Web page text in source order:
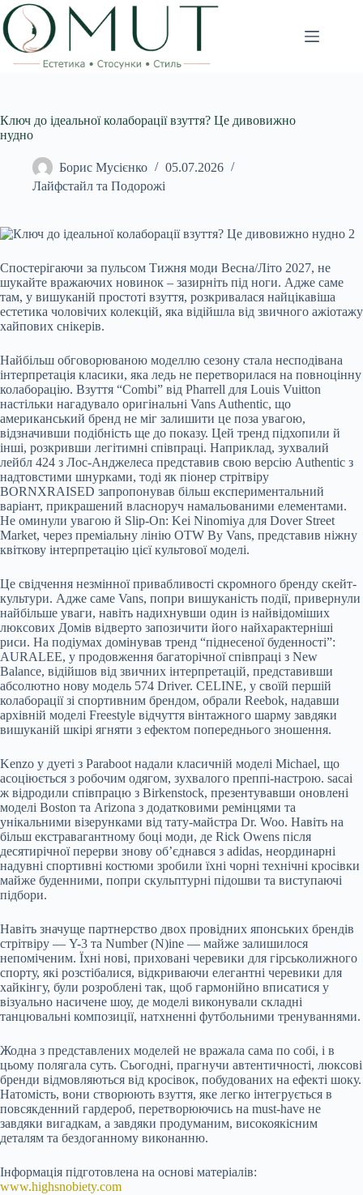
Перейти
до
вмісту
Ключ до ідеальної колаборації взуття? Це дивовижно
нудно
Борис Мусієнко
05.07.2026
Лайфстайл та Подорожі
Спостерігаючи за пульсом Тижня моди Весна/Літо 2027, не
шукайте вражаючих новинок – зазирніть під ноги. Адже саме
там, у вишуканій простоті взуття, розкривалася найцікавіша
естетика чоловічих колекцій, яка відійшла від звичного ажіотажу
хайпових снікерів.
Найбільш обговорюваною моделлю сезону стала несподівана
інтерпретація класики, яка ледь не перетворилася на повноцінну
колаборацію. Взуття “Combi” від Pharrell для Louis Vuitton
настільки нагадувало оригінальні Vans Authentic, що
американський бренд не міг залишити це поза увагою,
відзначивши подібність ще до показу. Цей тренд підхопили й
інші, розкривши легітимні співпраці. Наприклад, зухвалий
лейбл 424 з Лос-Анджелеса представив свою версію Authentic з
надтовстими шнурками, тоді як піонер стрітвіру
BORNXRAISED запропонував більш експериментальний
варіант, прикрашений власноруч намальованими елементами.
Не оминули увагою й Slip-On: Kei Ninomiya для Dover Street
Market, через преміальну лінію OTW By Vans, представив ніжну
квіткову інтерпретацію цієї культової моделі.
Це свідчення незмінної привабливості скромного бренду скейт-
культури. Адже саме Vans, попри вишуканість події, привернули
найбільше уваги, навіть надихнувши один із найвідоміших
люксових Домів відверто запозичити його найхарактерніші
риси. На подіумах домінував тренд “піднесеної буденності”:
AURALEE, у продовження багаторічної співпраці з New
Balance, відійшов від звичних інтерпретацій, представивши
абсолютно нову модель 574 Driver. CELINE, у своїй першій
колаборації зі спортивним брендом, обрали Reebok, надавши
архівній моделі Freestyle відчуття вінтажного шарму завдяки
вишуканій шкірі ягняти з ефектом попереднього зношення.
Kenzo у дуеті з Paraboot надали класичній моделі Michael, що
асоціюється з робочим одягом, зухвалого преппі-настрою. sacai
ж відродили співпрацю з Birkenstock, презентувавши оновлені
моделі Boston та Arizona з додатковими ремінцями та
унікальними візерунками від тату-майстра Dr. Woo. Навіть на
більш екстравагантному боці моди, де Rick Owens після
десятирічної перерви знову об’єднався з adidas, неординарні
надувні спортивні костюми зробили їхні чорні технічні кросівки
майже буденними, попри скульптурні підошви та виступаючі
підбори.
Навіть значуще партнерство двох провідних японських брендів
стрітвіру — Y-3 та Number (N)ine — майже залишилося
непоміченим. Їхні нові, приховані черевики для гірськолижного
спорту, які розстібалися, відкриваючи елегантні черевики для
хайкінгу, були розроблені так, щоб гармонійно вписатися у
візуально насичене шоу, де моделі виконували складні
танцювальні композиції, натхненні футбольними тренуваннями.
Жодна з представлених моделей не вражала сама по собі, і в
цьому полягала суть. Сьогодні, прагнучи автентичності, люксові
бренди відмовляються від кросівок, побудованих на ефекті шоку.
Натомість, вони створюють взуття, яке легко інтегрується в
повсякденний гардероб, перетворюючись на must-have не
завдяки вигадкам, а завдяки продуманим, високоякісним
деталям та бездоганному виконанню.
Інформація підготовлена на основі матеріалів:
www.highsnobiety.com